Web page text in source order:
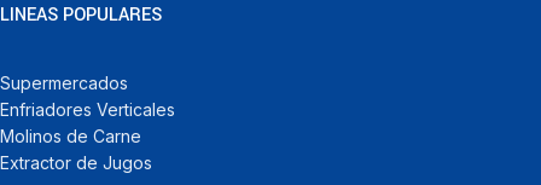
LINEAS POPULARES
Supermercados
Enfriadores Verticales
Molinos de Carne
Extractor de Jugos